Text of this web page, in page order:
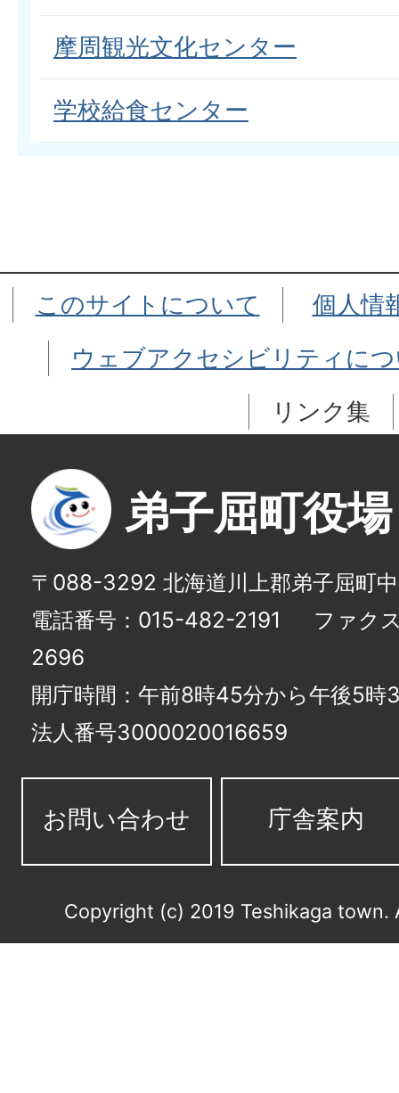
摩周観光文化センター
学校給食センター
このサイトについて
個人情
ウェブアクセシビリティに
リンク集
弟子屈町役場
〒088-3292 北海道川上郡弟子屈町
電話番号：015-482-2191
ファク
2696
開庁時間：午前8時45分から午後5時
法人番号3000020016659
お問い合わせ 庁舎案内
Copyright (c) 2019 Teshikaga town.